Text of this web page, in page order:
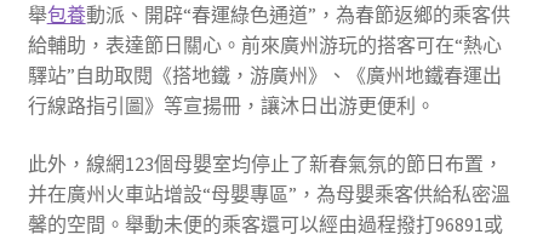
舉包養動派、開辟“春運綠色通道”，為春節返鄉的乘客供
給輔助，表達節日關心。前來廣州游玩的搭客可在“熱心
驛站”自助取閱《搭地鐵，游廣州》、《廣州地鐵春運出
行線路指引圖》等宣揚冊，讓沐日出游更便利。
此外，線網123個母嬰室均停止了新春氣氛的節日布置，
并在廣州火車站增設“母嬰專區”，為母嬰乘客供給私密溫
馨的空間。舉動未便的乘客還可以經由過程撥打96891或